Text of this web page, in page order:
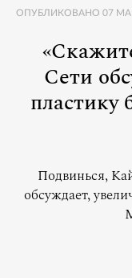
ОПУБЛИКОВАНО 07
Сети
Подвинься,
обсуждает,